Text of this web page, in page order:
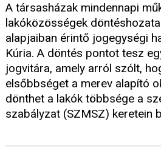
A társasházak mindennapi
lakóközösségek
alapjaiban érintő jogegységi
Kúria. A döntés pontot tesz
jogvitára, amely arról szólt,
elsőbbséget a merev alapító
dönthet a lakók többsége a
szabályzat (SZMSZ) keretein